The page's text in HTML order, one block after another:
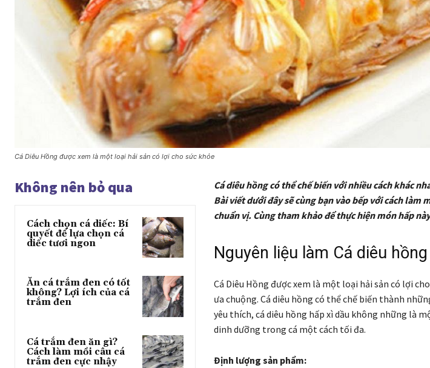
Cá Diêu Hồng được xem là một loại hải sản có lợi cho sức khỏe
Không nên bỏ qua
Cách chọn cá diếc: Bí
quyết để lựa chọn cá
diếc tươi ngon
Ăn cá trắm đen có tốt
không? Lợi ích của cá
trắm đen
Cá trắm đen ăn gì?
Cách làm mồi câu cá
trắm đen cực nhậy
Cá diêu hồng có thể chế biến với nhiều cách khác
Bài viết dưới đây sẽ cùng bạn vào bếp với cách làm
chuẩn vị. Cùng tham khảo để thực hiện món hấp
Nguyên liệu làm Cá diêu
Cá Diêu Hồng được xem là một loại hải sản có lợi
ưa chuộng. Cá diêu hồng có thể chế biến thành
yêu thích, cá diêu hồng hấp xì dầu không những là
dinh dưỡng trong cá một cách tối đa.
Định lượng sản phẩm: